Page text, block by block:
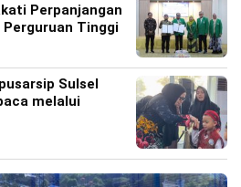
Perpanjangan
Perguruan Tinggi
Sulsel
melalui